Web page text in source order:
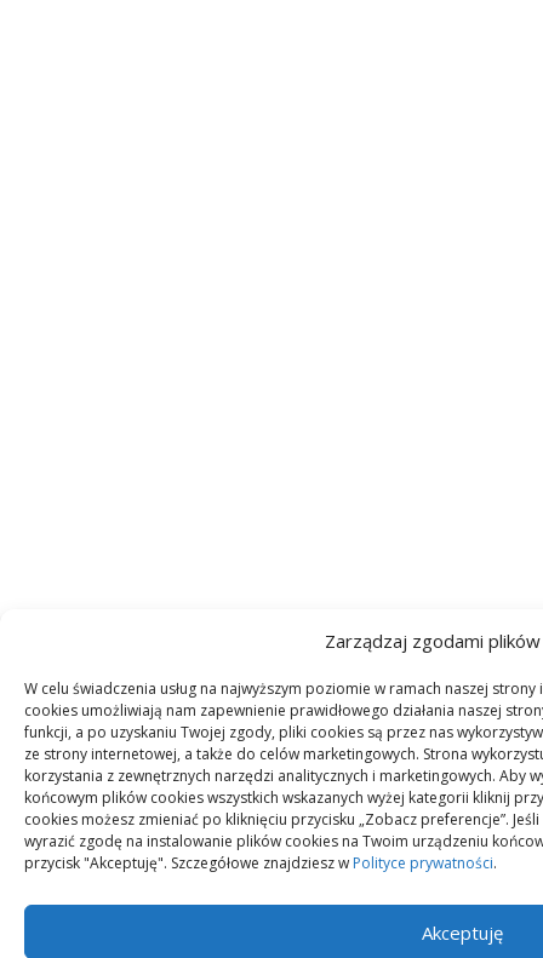
Zarządzaj zgodami
W celu świadczenia usług na najwyższym poziomie w ramach naszej
cookies umożliwiają nam zapewnienie prawidłowego działania naszej
funkcji, a po uzyskaniu Twojej zgody, pliki cookies są przez nas
ze strony internetowej, a także do celów marketingowych. Strona
korzystania z zewnętrznych narzędzi analitycznych i marketingowych. Aby
końcowym plików cookies wszystkich wskazanych wyżej kategorii kliknij
cookies możesz zmieniać po kliknięciu przycisku „Zobacz preferencje”.
wyrazić zgodę na instalowanie plików cookies na Twoim urządzeniu
przycisk "Akceptuję". Szczegółowe znajdziesz w Polityce prywatności.
Akceptuję